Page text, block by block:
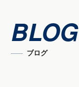
BLOG
ブログ